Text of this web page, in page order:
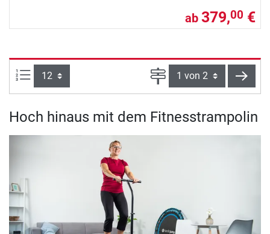
ab 379,00 €
Artikel pro Seite: Seite
Hoch hinaus mit dem Fitnesstrampolin